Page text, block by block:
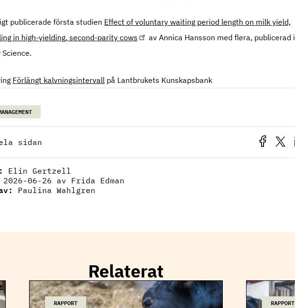
publicerade första studien Effect of voluntary waiting period length on milk yield,
in high-yielding, second-parity cows
av Annica Hansson med flera, publicerad i
Förlängt kalvningsintervall på Lantbrukets Kunskapsbank
sidan
Elin Gertzell
2026-06-26 av Frida Edman
Paulina Wahlgren
Relaterat
RAPPORT RAPPORT